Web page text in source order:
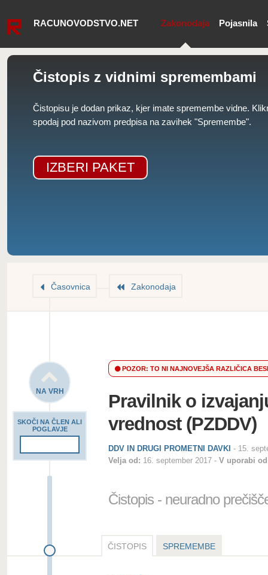
RACUNOVODSTVO.NET Zakonodaja Pojasnila
Čistopis z vidnimi spremembami
Čistopisu je dodan prikaz, kjer imate spremembe vidne.
spodaj pod nazivom predpisa na zavihek "Spremembe".
IZBERI PAKET
Časovnica Zakonodaja
NA VRH
SKOČI NA ČLEN ALI
POGLAVJE
POZOR: TO NI NAJNOVEJŠA RAZLIČICA
Pravilnik o
vrednost (PZDDV)
DDV IN DRUGI PROMETNI DAVKI - 15.
Velja od: 16. september 2017 V uporabi
Čistopis - neuradno
ČISTOPIS SPREMEMBE